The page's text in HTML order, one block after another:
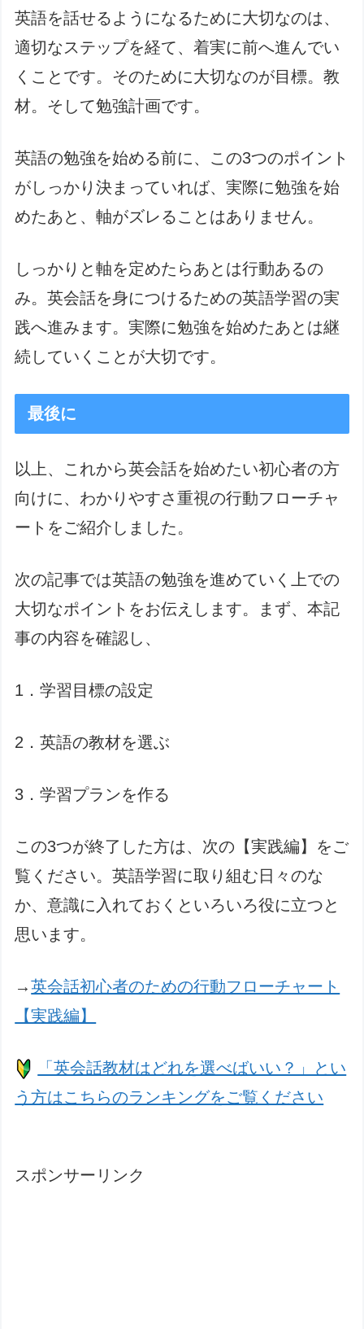
英語を話せるようになるために大切なのは、
適切なステップを経て、着実に前へ進んでい
くことです。そのために大切なのが目標。教
材。そして勉強計画です。
英語の勉強を始める前に、この3つのポイント
がしっかり決まっていれば、実際に勉強を始
めたあと、軸がズレることはありません。
しっかりと軸を定めたらあとは行動あるの
み。英会話を身につけるための英語学習の実
践へ進みます。実際に勉強を始めたあとは継
続していくことが大切です。
最後に
以上、これから英会話を始めたい初心者の方
向けに、わかりやすさ重視の行動フローチャ
ートをご紹介しました。
次の記事では英語の勉強を進めていく上での
大切なポイントをお伝えします。まず、本記
事の内容を確認し、
1．学習目標の設定
2．英語の教材を選ぶ
3．学習プランを作る
この3つが終了した方は、次の【実践編】をご
覧ください。英語学習に取り組む日々のな
か、意識に入れておくといろいろ役に立つと
思います。
→英会話初心者のための行動フローチャート
【実践編】
「英会話教材はどれを選べばいい？」とい
う方はこちらのランキングをご覧ください
スポンサーリンク